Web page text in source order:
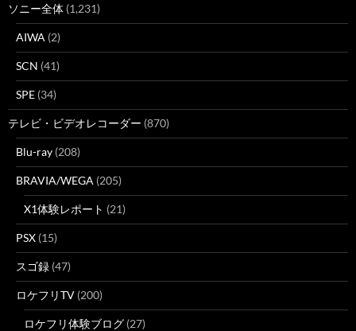
ソニー全体 (1,231)
AIWA (2)
SCN (41)
SPE (34)
テレビ・ビデオレコーダー (870)
Blu-ray (208)
BRAVIA/WEGA (205)
X1体験レポート (21)
PSX (15)
スゴ録 (47)
ロケフリTV (200)
ロケフリ体験ブログ (27)